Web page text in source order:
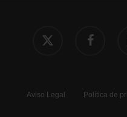
twitter
Aviso Legal Política de